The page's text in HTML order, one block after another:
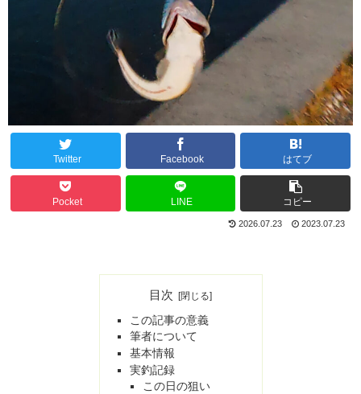
Twitter Facebook はてブ
Pocket LINE コピー
2026.07.23 2023.07.23
目次
この記事の意義
筆者について
基本情報
実釣記録
この日の狙い